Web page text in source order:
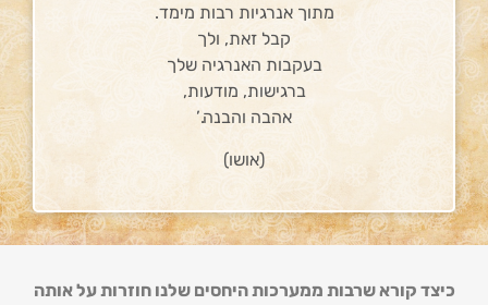
מתוך אנרגיות רבות מימד.
קבל זאת, ולך
בעקבות האנרגיה שלך
ברגישות, מודעות,
אהבה והבנה.’
(אושו)
כיצד קורא שרבות ממערכות היחסים שלנו חוזרות על אותה